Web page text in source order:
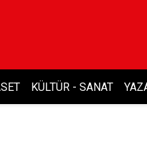
KÜLTÜR - SANAT